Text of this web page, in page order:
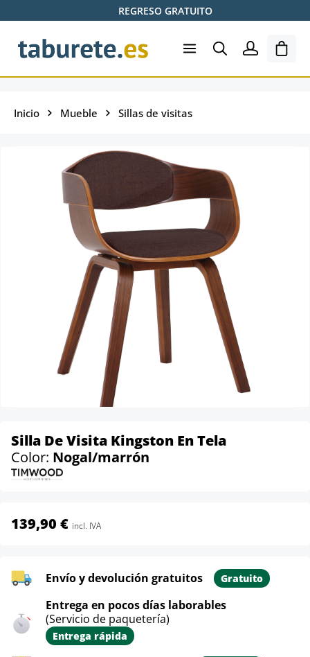
Saltar al contenido principalREGRESO GRATUITO
El
Inicio Mueble Sillas de visitas
Silla De Visita Kingston En Tela
Color: Nogal/marrón
139,90 € incl. IVA
Envío y devolución gratuitos Gratuito
Entrega en pocos días laborables
(Servicio de paquetería)
Entrega rápida